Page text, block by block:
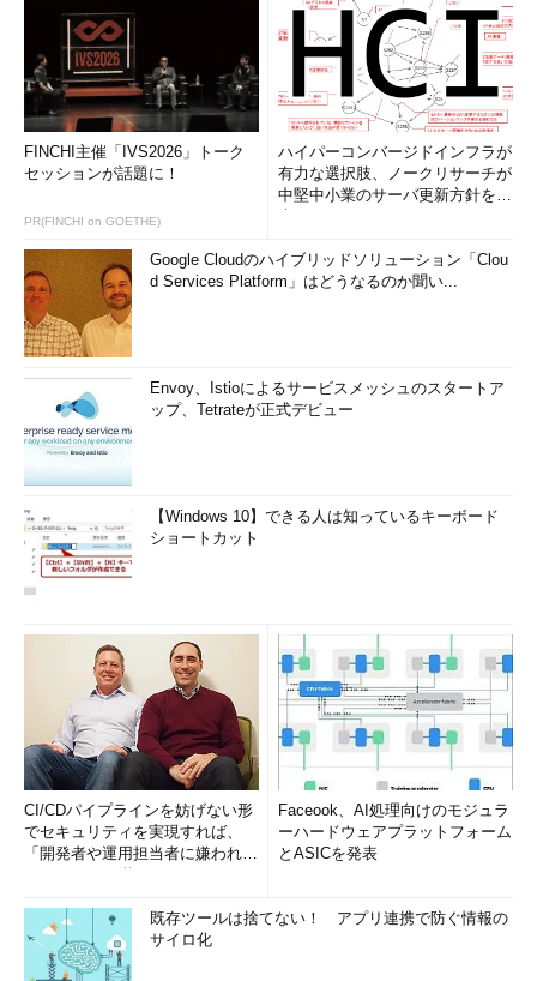
FINCHI主催「IVS2026」トーク
セッションが話題に！
PR(FINCHI on GOETHE)
ハイパーコンバージドインフラが
有力な選択肢、ノークリサーチが
中堅中小業のサーバ更新方針を調
Google Cloudのハイブリッドソリューション「Clou
d Services Platform」はどうなるのか聞い...
Envoy、Istioによるサービスメッシュのスタートア
ップ、Tetrateが正式デビュー
【Windows 10】できる人は知っているキーボード
ショートカット
CI/CDパイプラインを妨げない形
でセキュリティを実現すれば、
「開発者や運用担当者に嫌われな
Faceook、AI処理向けのモジュラ
ーハードウェアプラットフォーム
とASICを発表
既存ツールは捨てない！ アプリ連携で防ぐ情報の
サイロ化